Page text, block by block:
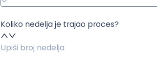
Koliko nedelja je trajao proces?